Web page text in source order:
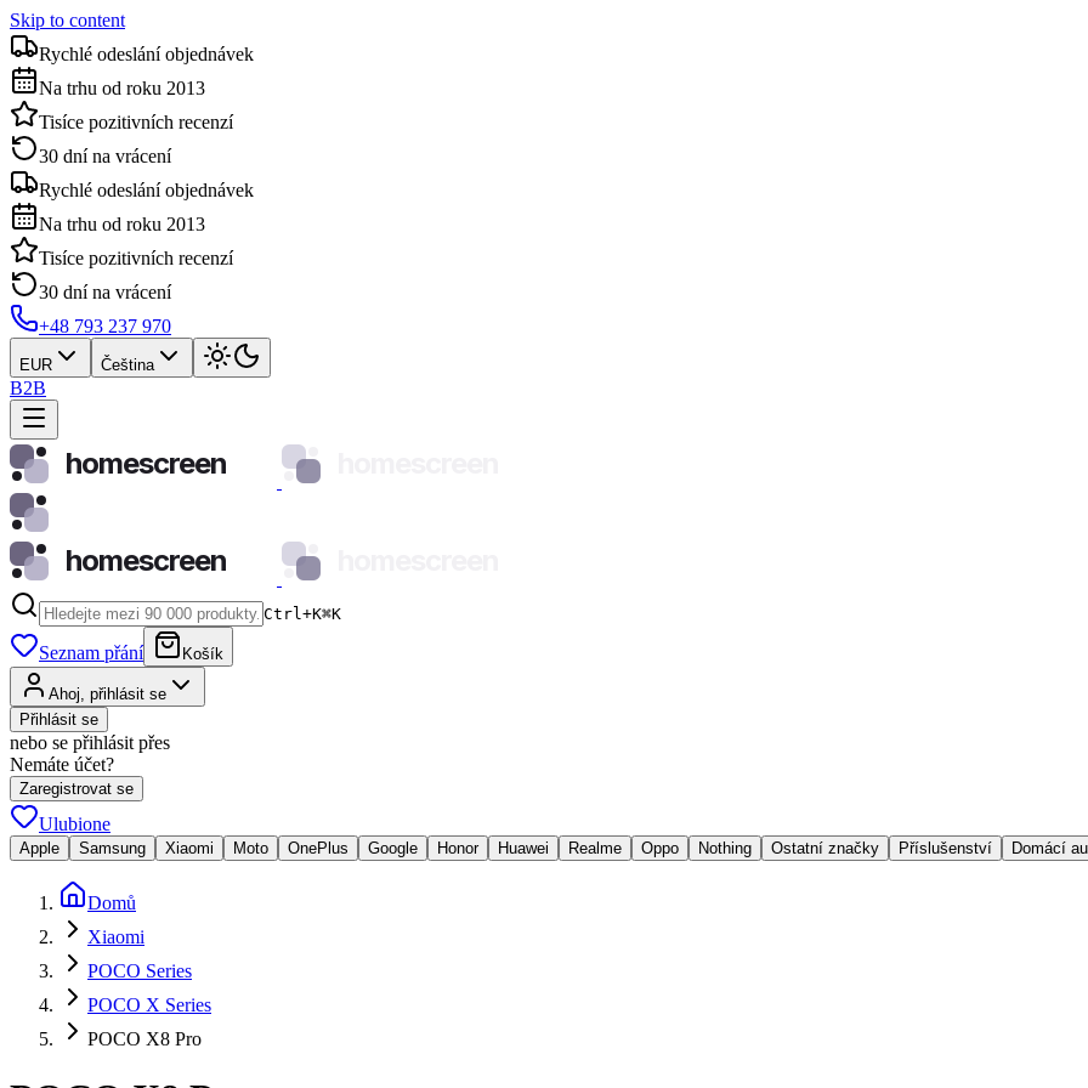
Skip to content
Rychlé odeslání objednávek
Na trhu od roku 2013
Tisíce pozitivních recenzí
30 dní na vrácení
Rychlé odeslání objednávek
Na trhu od roku 2013
Tisíce pozitivních recenzí
30 dní na vrácení
+48 793 237 970
EUR Čeština
B2B
homescreen
homescreen
Ctrl+K⌘K
Seznam přání Košík
Ahoj, přihlásit se
Přihlásit se
nebo se přihlásit přes
Nemáte účet?
Zaregistrovat se
Ulubione
Apple Samsung Xiaomi Moto OnePlus Google Honor Huawei Realme Oppo Nothing Ostatní značky Příslušenství Domácí
Domů
Xiaomi
POCO Series
POCO X Series
POCO X8 Pro